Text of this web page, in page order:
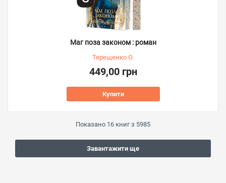
Маг поза законом : роман
Терещенко О.
449,00 грн
Купити
Показано 16 книг з 5985
Завантажити ще